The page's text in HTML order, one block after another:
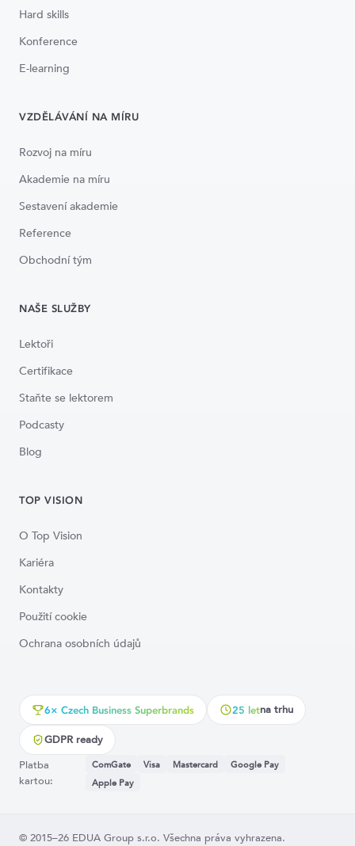
Hard skills
Konference
E-learning
VZDĚLÁVÁNÍ NA MÍRU
Rozvoj na míru
Akademie na míru
Sestavení akademie
Reference
Obchodní tým
NAŠE SLUŽBY
Lektoři
Certifikace
Staňte se lektorem
Podcasty
Blog
TOP VISION
O Top Vision
Kariéra
Kontakty
Použití cookie
Ochrana osobních údajů
6× Czech Business Superbrands 25 letna trhu
GDPR ready
Platba
kartou:
ComGate Visa Mastercard
Google Pay
Apple Pay
© 2015–26 EDUA Group s.r.o. Všechna práva vyhrazena.